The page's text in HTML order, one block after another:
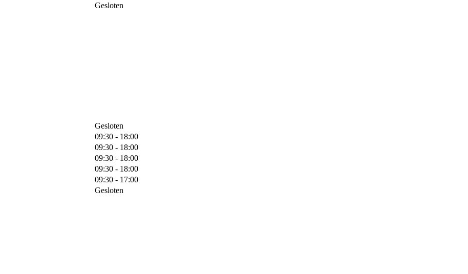
Gesloten
Gesloten
09:30 - 18:00
09:30 - 18:00
09:30 - 18:00
09:30 - 18:00
09:30 - 17:00
Gesloten